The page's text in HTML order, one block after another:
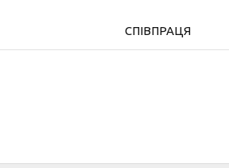
СПІВПРАЦЯ